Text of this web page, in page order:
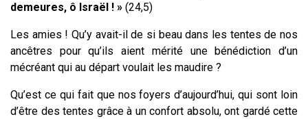
demeures, ô Israël ! » (24,5)
Les amies ! Qu’y avait-il de si beau dans les tentes de nos
ancêtres pour qu’ils aient mérité une bénédiction d’un
mécréant qui au départ voulait les maudire ?
Qu’est ce qui fait que nos foyers d’aujourd’hui, qui sont loin
d’être des tentes grâce à un confort absolu, ont gardé cette